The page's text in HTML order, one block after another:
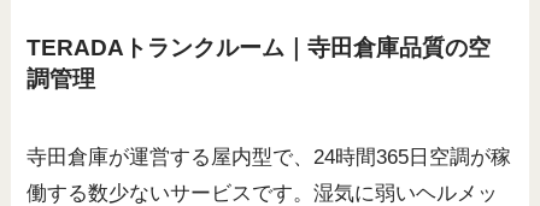
TERADAトランクルーム｜寺田倉庫品質の空
調管理
寺田倉庫が運営する屋内型で、24時間365日空調が稼
働する数少ないサービスです。湿気に弱いヘルメッ